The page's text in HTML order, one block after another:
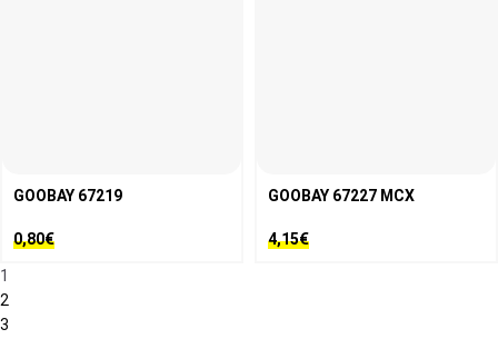
GOOBAY 67219
0,80€
GOOBAY 67227 MCX
4,15€
1
2
3